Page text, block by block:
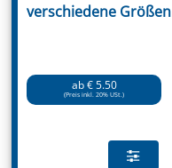
verschiedene Größen
ab € 5.50
(Preis inkl. 20% USt.)